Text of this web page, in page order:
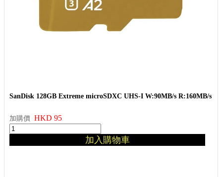
SanDisk 128GB Extreme microSDXC UHS-I W:90MB/s R:160MB/s
加購價 HKD 95
加入購物車